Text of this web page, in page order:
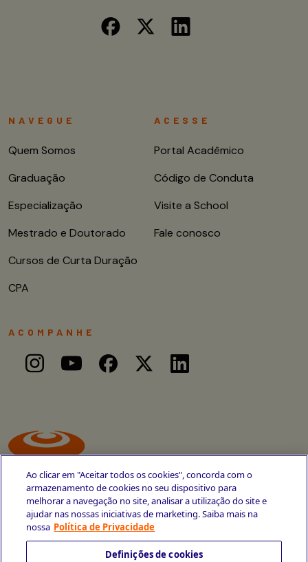
Avenida Cais do Apolo, 77
NAVEGUE
Quem Somos
Graduação
Especialização
Mestrado e Doutorado
Cursos de Curta Duração
CPA
ACESSE
Portal Acadêmico
Código de Conduta
Visite a School
Fale conosco
ACOMPANHE
Ao clicar em "Aceitar todos os cookies", concorda com o
armazenamento de cookies no seu dispositivo para
melhorar a navegação no site, analisar a utilização do site e
ajudar nas nossas iniciativas de marketing. Saiba mais na
nossa Política de Privacidade
Definições de cookies